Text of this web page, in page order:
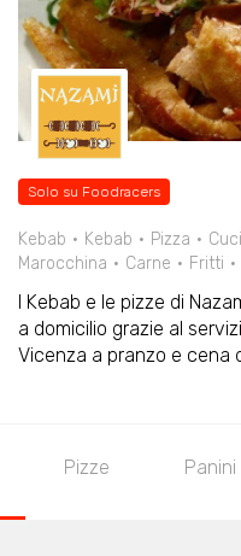
Solo su Foodracers
Kebab Kebab Pizza
Marocchina
Carne Fritti
I Kebab e le pizze di
a domicilio grazie al
Vicenza a pranzo e cena
Pizze Panini